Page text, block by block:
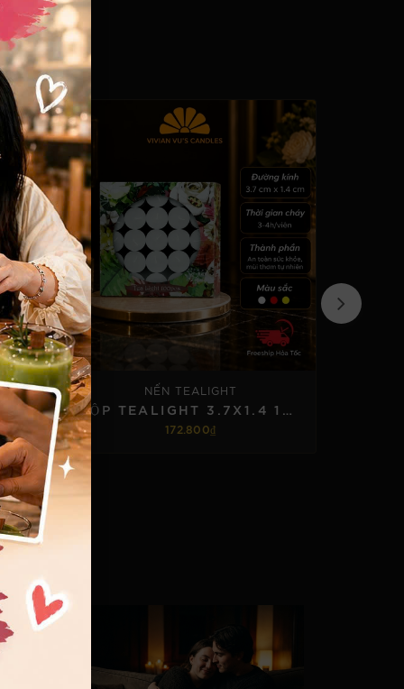
HỘP TEALIGHT ÉP 3.7 X 1.4 ( 100V)
NẾN TEALIGHT
HỘP TEALIGHT 3.7X1.4 100V
172.800₫